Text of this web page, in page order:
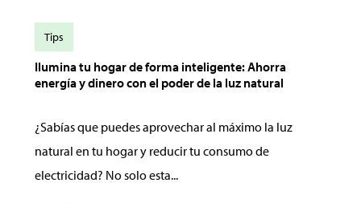
Ilumina tu hogar de forma inteligente: Ahorra
energía y dinero con el poder de la luz natural
¿Sabías que puedes aprovechar al máximo la luz
natural en tu hogar y reducir tu consumo de
electricidad? No solo esta...
Tips